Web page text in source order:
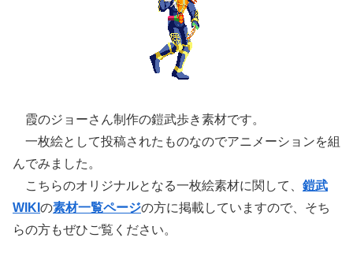
霞のジョーさん制作の鎧武歩き素材です。
一枚絵として投稿されたものなのでアニメーションを組
んでみました。
こちらのオリジナルとなる一枚絵素材に関して、 鎧武
WIKI の素材一覧ページの方に掲載していますので、そち
らの方もぜひご覧ください。